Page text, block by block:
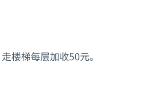
楼梯每层加收50元。